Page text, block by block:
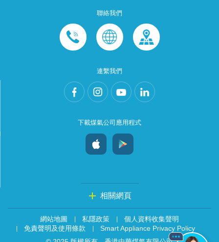
聯絡我們
連繫我們
下載煤氣公司應用程式
相關網頁
網站地圖 私隱政策
個人資料收集聲明
免責聲明及使用條款
Smart Appliance Privacy Policy